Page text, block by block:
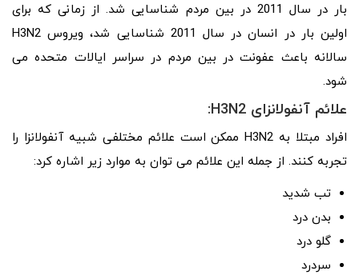
بار در سال 2011 در بین مردم شناسایی شد. از زمانی که برای
اولین بار در انسان در سال 2011 شناسایی شد، ویروس H3N2
سالانه باعث عفونت در بین مردم در سراسر ایالات متحده می
شود.
علائم آنفولانزای H3N2:
افراد مبتلا به H3N2 ممکن است علائم مختلفی شبیه آنفولانزا را
تجربه کنند. از جمله این علائم می توان به موارد زیر اشاره کرد:
تب شدید
بدن درد
گلو درد
سردرد